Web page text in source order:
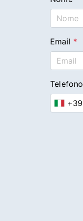
Email *
Telefono
+39